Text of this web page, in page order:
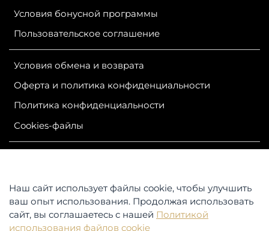
Условия бонусной программы
Пользовательское соглашение
Условия обмена и возврата
Оферта и политика конфиденциальности
Политика конфиденциальности
Сookies-файлы
ИНН 381100245830
Контакты: 664047, Российская Федерация, Иркутская
область,
г. Иркутск, ул. Советская, д. 25, магазин «АЛЯСКА»
Наш сайт использует файлы cookie, чтобы улучшить
ваш опыт использования. Продолжая использовать
сайт, вы соглашаетесь с нашей Политикой
использования файлов cookie